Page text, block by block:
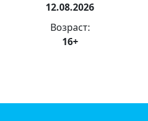
12.08.2026
Возраст:
16+